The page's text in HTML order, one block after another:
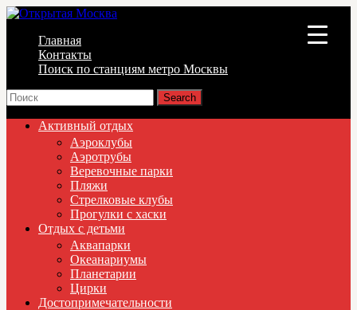
Главная
Контакты
Поиск по станциям метро Москвы
Активный отдых
Аэроклубы
Аэротрубы
Веревочные парки
Пляжи
Стрелковые клубы
Прогулки с хаски
Отдых с детьми
Аквапарки
Океанариумы
Планетарии
Цирки
Достопримечательности
▼
▼
▼